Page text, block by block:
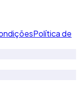
Política de